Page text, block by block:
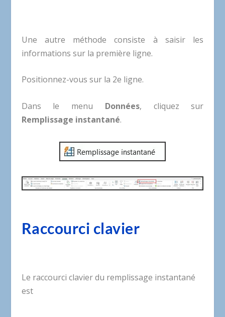
Une autre méthode consiste à saisir les
informations sur la première ligne.
Positionnez-vous sur la 2e ligne.
Dans le menu Données, cliquez sur
Remplissage instantané.
Raccourci clavier
Le raccourci clavier du remplissage instantané
est